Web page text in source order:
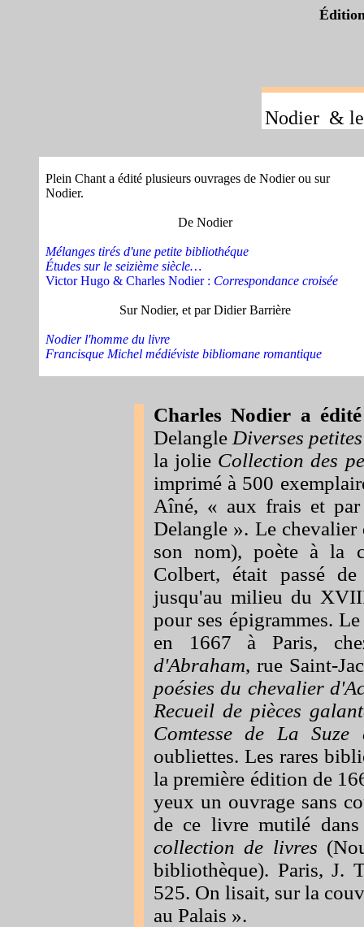
Nodier &
Plein Chant a édité plusieurs ouvrages de Nodier ou sur
Nodier.
De Nodier
Mélanges tirés d'une petite bibliothéque
Études sur le seizième siècle…
Victor Hugo & Charles Nodier : Correspondance croisée
Sur Nodier, et par Didier Barrière
Nodier l'homme du livre
Francisque Michel médiéviste bibliomane romantique
Charles Nodier a édité
Delangle Diverses
la jolie Collection des
imprimé à 500
Aîné, « aux frais et
Delangle ». Le
son nom), poète à la
Colbert, était passé
jusqu'au milieu du
pour ses épigrammes.
en 1667 à Paris,
d'Abraham, rue Saint-
poésies du chevalier
Recueil de pièces
Comtesse de La
oubliettes. Les rares
la première édition de
yeux un ouvrage sans
de ce livre mutilé
collection de livres
bibliothèque). Paris, J.
525. On lisait, sur la
au Palais ».